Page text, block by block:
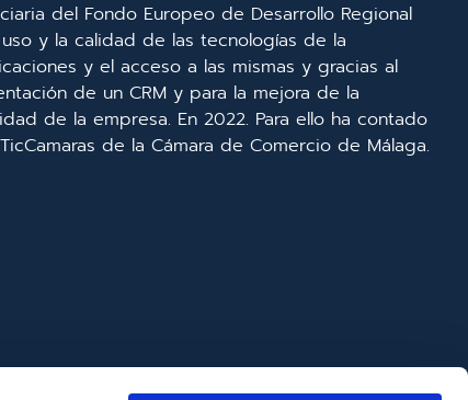
del Fondo Europeo de Desarrollo Regional
y la calidad de las tecnologías de la
y el acceso a las mismas y gracias al
de un CRM y para la mejora de la
de la empresa. En 2022. Para ello ha contado
de la Cámara de Comercio de Málaga.